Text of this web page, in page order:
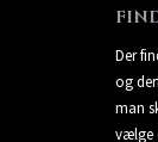
Der
og
man
vælge